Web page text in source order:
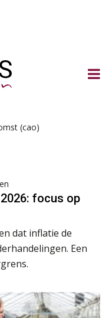
(cao)
focus op
dat inflatie de
Een